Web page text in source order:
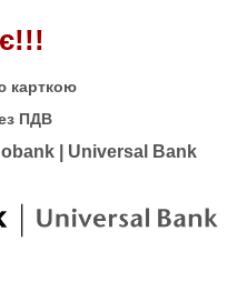
карткою
ПДВ
| Universal Bank